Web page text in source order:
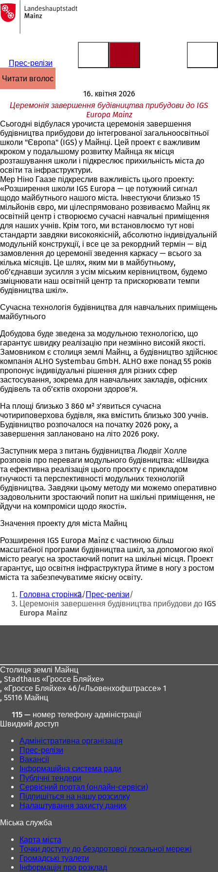
Перейти до змісту
На
головну
сторінку
Прес-релізи
читати вголос
16. квітня 2026
Церемонія завершення будівництва прибудови до IGS
Europa Mainz
Сьогодні відбулася урочиста церемонія завершення
будівництва прибудови до інтегрованої загальноосвітньої
школи "Європа" (IGS) у Майнці. Цей проект є важливим
кроком у подальшому розвитку Майнца як місця
розташування школи і підкреслює прихильність міста до
освіти та інфраструктури.
Мер Ніно Гаазе підкреслив важливість цього проекту:
«Розширення школи IGS Europa — це потужний сигнал
щодо майбутнього нашого міста. Інвестуючи близько 15
мільйонів євро, ми цілеспрямовано розвиваємо Майнц як
освітній центр і створюємо сучасні навчальні приміщення
для наших учнів. Крім того, ми встановлюємо тут нові
стандарти завдяки високоякісній, абсолютно індивідуальній
модульній конструкції, і все це за рекордний термін — від
замовлення до церемонії зведення каркасу — всього за
кілька місяців. Це шлях, яким ми в майбутньому,
об’єднавши зусилля з усім міським керівництвом, будемо
зміцнювати наш освітній центр та прискорювати темпи
будівництва шкіл».
Сучасна технологія будівництва для навчальних приміщень
майбутнього
Добудова буде зведена за модульною технологією, що
гарантує швидку реалізацію при незмінно високій якості.
Замовником є столиця землі Майнц, а будівництво здійснює
компанія ALHO Systembau GmbH. ALHO вже понад 55 років
пропонує індивідуальні рішення для різних сфер
застосування, зокрема для навчальних закладів, офісних
будівель та об’єктів охорони здоров’я.
На площі близько 3 860 м² з’явиться сучасна
чотириповерхова будівля, яка вмістить близько 300 учнів.
Будівництво розпочалося на початку 2026 року, а
завершення заплановано на літо 2026 року.
Заступник мера з питань будівництва Людвіг Холле
розповів про переваги модульного будівництва: «Швидка
та ефективна реалізація цього проєкту є прикладом
гнучкості та перспективності модульних технологій
будівництва. Завдяки цьому методу ми можемо оперативно
задовольнити зростаючий попит на шкільні приміщення, не
йдучи на компроміси щодо якості».
Значення проекту для міста Майнц
Розширення IGS Europa Mainz є частиною більш
масштабної програми будівництва шкіл, за допомогою якої
місто реагує на зростаючий попит на шкільні місця. Проект
гарантує, що освітня інфраструктура йтиме в ногу з ростом
міста та забезпечуватиме якісну освіту.
Ти
тут:
Головна сторінка Прес-релізи
Церемонія завершення будівництва прибудови до IGS
Europa Mainz
Столиця землі Майнц
, Stadthaus «Гроссе Бляйхе»
, «Гроссе Бляйхе» 46/«Льовенхофштрассе» 1
, 55116 Майнц
115 — номер телефону адміністрації
Швидкий доступ
Адміністративна організація
Прес-релізи
Вакансії
Інформаційна система ради
Публічні тендери
Сервісний портал (онлайн-сервіси)
Підпишіться на нашу розсилку
Налаштування захисту даних
Міська служба
Карта міста
Точки доступу до бездротової локальної мережі
Громадські туалети
Інформація про розклад